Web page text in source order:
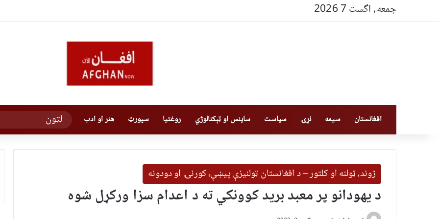
جمعه, اگست 7 2026
افغانستان سیمه نړۍ سیاست ساینس او ټېکنالوژي روغتیا سپورټ هنر او ادب
ژوند، ټولنه او کلتور – د افغانستان ټولنیزې پیښې، کورنۍ او دودونه
د یهودانو پر معبد برید کوونکي ته د اعدام سزا ورکړل شوه